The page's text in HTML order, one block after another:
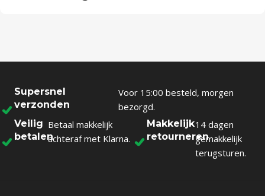
Supersnel
verzonden
Voor 15:00 besteld, morgen
bezorgd.
Veilig
betalen
Betaal makkelijk
achteraf met Klarna.
Makkelijk
retourneren
14 dagen
gemakkelijk
terugsturen.